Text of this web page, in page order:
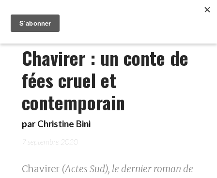
Chavirer : un conte de
fées cruel et
contemporain
par Christine Bini
7 septembre 2020
Chavirer (Actes Sud), le dernier roman de